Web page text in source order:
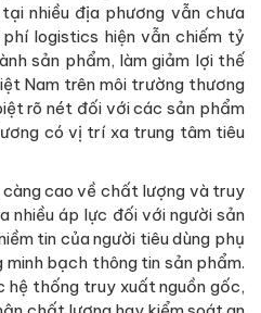
nhiều địa phương vẫn chưa
logistics hiện vẫn chiếm tỷ
sản phẩm, làm giảm lợi thế
Nam trên môi trường thương
rõ nét đối với các sản phẩm
có vị trí xa trung tâm tiêu
càng cao về chất lượng và truy
nhiều áp lực đối với người sản
tin của người tiêu dùng phụ
bạch thông tin sản phẩm.
hệ thống truy xuất nguồn gốc,